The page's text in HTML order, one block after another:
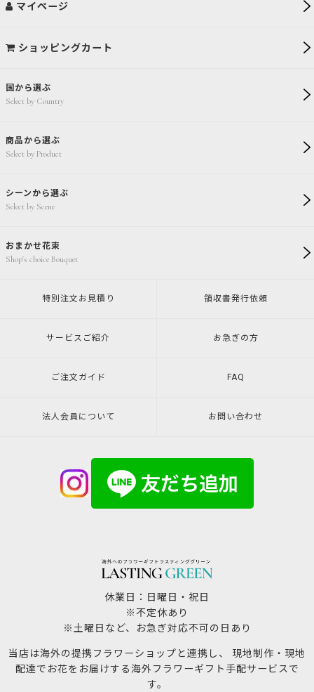
国から選ぶ
Select by Country
商品から選ぶ
Select by Product
シーンから選ぶ
Select by Scene
おまかせ花束
Shop's choice Bouquet
マイページ
ショッピングカート
特別注文 お見積り 領収書発行依頼
サービスご紹介 お急ぎの方
ご注文ガイド FAQ
法人会員について お問い合わせ
休業日：日曜日・祝日
※不定休あり
※土曜日など、お急ぎ対応不可の日あり
当店は海外の提携フラワーショップと連携し、 現地制作・現地
配達でお花をお届けする海外フラワーギフト手配サービスで
す。